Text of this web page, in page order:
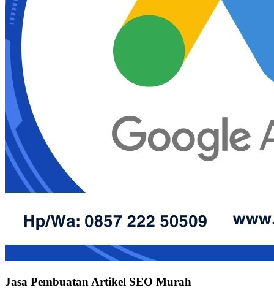
Jasa Pembuatan Artikel SEO Murah